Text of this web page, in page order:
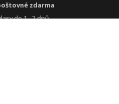
zdarma
do 1 - 2 dnů